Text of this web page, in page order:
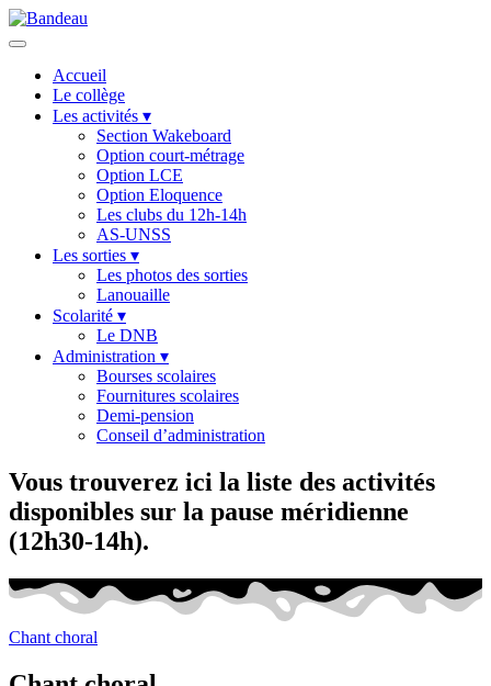
Accueil
Le collège
Les activités ▾
Section Wakeboard
Option court-métrage
Option LCE
Option Eloquence
Les clubs du 12h-14h
AS-UNSS
Les sorties ▾
Les photos des sorties
Lanouaille
Scolarité ▾
Le DNB
Administration ▾
Bourses scolaires
Fournitures scolaires
Demi-pension
Conseil d’administration
Vous trouverez ici la liste des activités
disponibles sur la pause méridienne
(12h30-14h).
Chant choral